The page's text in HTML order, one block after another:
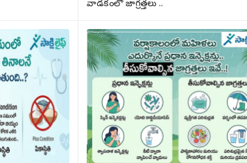
వాడకంలో జాగ్రత్తలు ..